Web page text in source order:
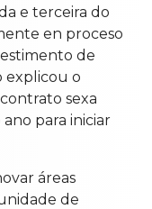
e terceira do
en proceso
de
explicou o
sexa
para iniciar
áreas
de